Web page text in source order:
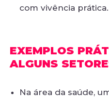
com vivência prática.
EXEMPLOS
ALGUNS
Na área da saúde,